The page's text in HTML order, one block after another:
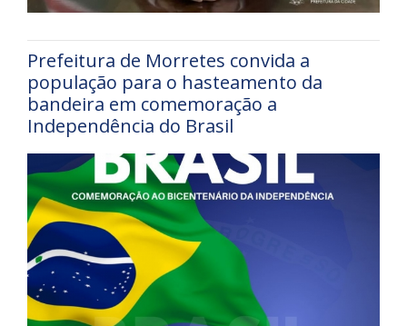
Prefeitura de Morretes convida a
população para o hasteamento da
bandeira em comemoração a
Independência do Brasil